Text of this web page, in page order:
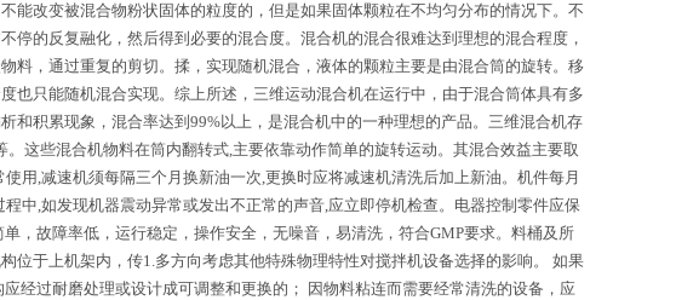
改变被混合物粉状固体的粒度的，但是如果固体颗粒在不均匀分布的情况下。不
的反复融化，然后得到必要的混合度。混合机的混合很难达到理想的混合程度，
料，通过重复的剪切。揉，实现随机混合，液体的颗粒主要是由混合筒的旋转。移
只能随机混合实现。综上所述，三维运动混合机在运行中，由于混合筒体具有多
积累现象，混合率达到99%以上，是混合机中的一种理想的产品。三维混合机存
这些混合机物料在筒内翻转式,主要依靠动作简单的旋转运动。其混合效益主要取
用,减速机须每隔三个月换新油一次,更换时应将减速机清洗后加上新油。机件每月
中,如发现机器震动异常或发出不正常的声音,应立即停机检查。电器控制零件应保
，故障率低，运行稳定，操作安全，无噪音，易清洗，符合GMP要求。料桶及所
于上机架内，传1.多方向考虑其他特殊物理特性对搅拌机设备选择的影响。 如果
经过耐磨处理或设计成可调整和更换的； 因物料粘连而需要经常清洗的设备，应